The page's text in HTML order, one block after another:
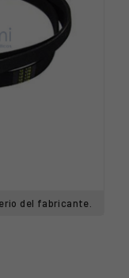
del fabricante.